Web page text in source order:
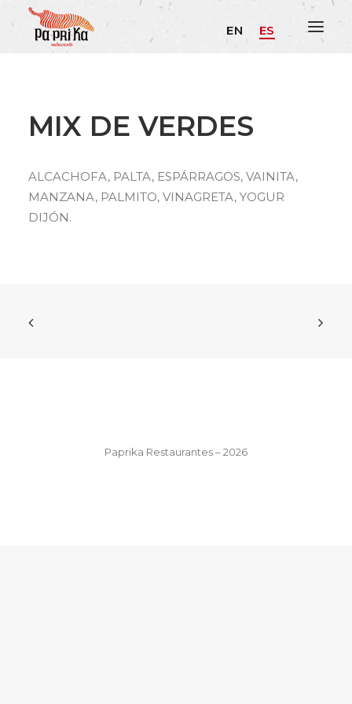
EN ES
MIX DE VERDES
ALCACHOFA, PALTA, ESPÁRRAGOS, VAINITA,
MANZANA, PALMITO, VINAGRETA, YOGUR
DIJÓN.
Paprika Restaurantes – 2026